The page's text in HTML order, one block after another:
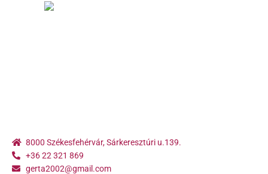
8000 Székesfehérvár, Sárkeresztúri u.139.
+36 22 321 869
gerta2002@gmail.com